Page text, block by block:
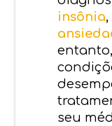
insônia,
seu